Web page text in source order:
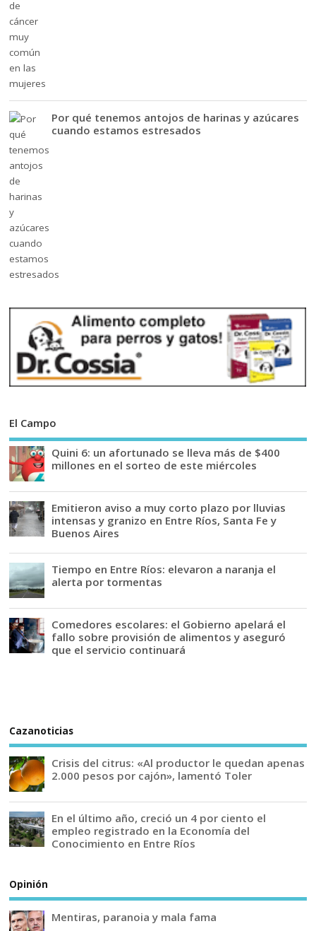
Por qué tenemos antojos de harinas y azúcares
cuando estamos estresados
El Campo
Quini 6: un afortunado se lleva más de $400
millones en el sorteo de este miércoles
Emitieron aviso a muy corto plazo por lluvias
intensas y granizo en Entre Ríos, Santa Fe y
Buenos Aires
Tiempo en Entre Ríos: elevaron a naranja el
alerta por tormentas
Comedores escolares: el Gobierno apelará el
fallo sobre provisión de alimentos y aseguró
que el servicio continuará
Cazanoticias
Crisis del citrus: «Al productor le quedan apenas
2.000 pesos por cajón», lamentó Toler
En el último año, creció un 4 por ciento el
empleo registrado en la Economía del
Conocimiento en Entre Ríos
Opinión
Mentiras, paranoia y mala fama